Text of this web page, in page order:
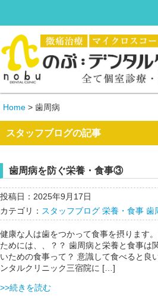
Home > 歯周病
スタッフブログの記事
歯周病を防ぐ栄養・食事③
投稿日：2025年9月17日
カテゴリ： スタッフブログ 栄養・食事 歯
健康な人は歯をつかって食事を摂ります
ためには、、？？ 歯周病と栄養と食事は
いための食事って？ 意識して食べると良
ンタルクリニック三宿院に […]
>>続きを読む